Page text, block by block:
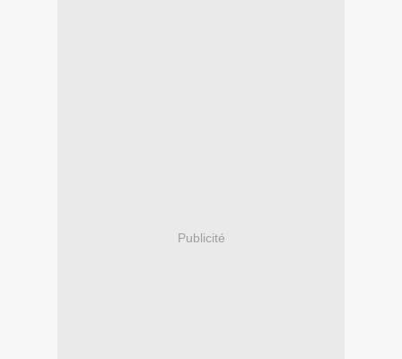
Publicité